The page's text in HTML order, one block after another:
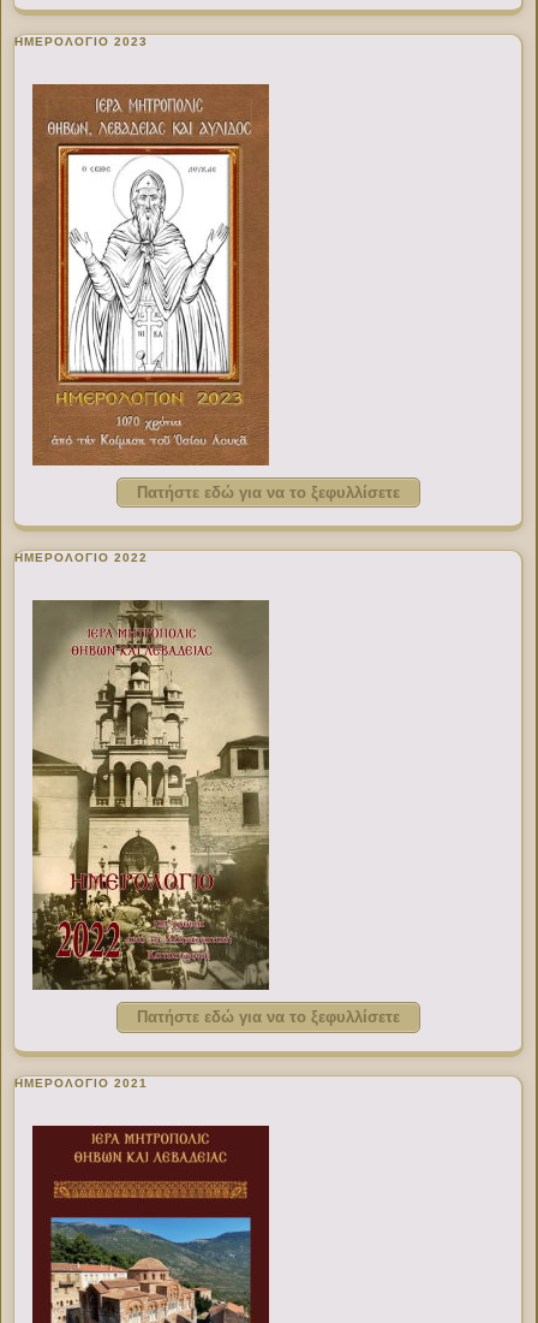
ΗΜΕΡΟΛΟΓΙΟ 2023
Πατήστε εδώ για να το ξεφυλλίσετε
ΗΜΕΡΟΛΟΓΙΟ 2022
Πατήστε εδώ για να το ξεφυλλίσετε
ΗΜΕΡΟΛΟΓΙΟ 2021